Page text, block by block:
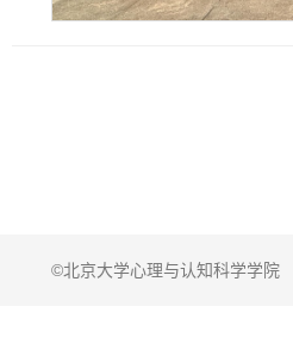
©北京大学心理与认知科学学院